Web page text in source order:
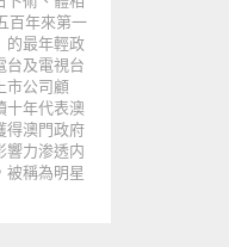
百年來第一
的最年輕政
台及電視台
市公司顧
十年代表澳
得澳門政府
響力渗透内
被稱為明星